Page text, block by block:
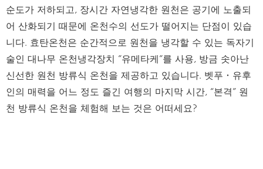
순도가 저하되고, 장시간 자연냉각한 원천은 공기에 노출되
어 산화되기 때문에 온천수의 선도가 떨어지는 단점이 있습
니다. 효탄온천은 순간적으로 원천을 냉각할 수 있는 독자기
술인 대나무 온천냉각장치 ”유메타케”를 사용, 방금 솟아난
신선한 원천 방류식 온천을 제공하고 있습니다. 벳푸・유후
인의 매력을 어느 정도 즐긴 여행의 마지막 시간, “본격” 원
천 방류식 온천을 체험해 보는 것은 어떠세요?